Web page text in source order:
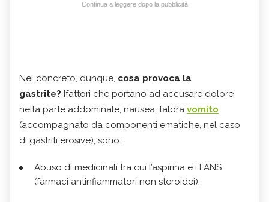
Continua a leggere dopo la pubblicità
Nel concreto, dunque, cosa provoca la
gastrite? Ifattori che portano ad accusare dolore
nella parte addominale, nausea, talora vomito
(accompagnato da componenti ematiche, nel caso
di gastriti erosive), sono:
Abuso di medicinali tra cui l’aspirina e i FANS
(farmaci antinfiammatori non steroidei);